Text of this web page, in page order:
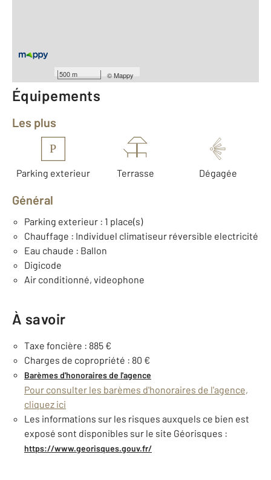
500 m ©Mappy
Année construction : 1930
Équipements
Les plus
P
Parking exterieur Terrasse Dégagée
Général
Parking exterieur : 1 place(s)
Chauffage : Individuel climatiseur réversible electricité
Eau chaude : Ballon
Digicode
Air conditionné, videophone
À savoir
Taxe foncière : 885 €
Charges de copropriété : 80 €
Barèmes d'honoraires de l'agence
Pour consulter les barèmes d'honoraires de l'agence,
cliquez ici
Les informations sur les risques auxquels ce bien est
exposé sont disponibles sur le site Géorisques :
https://www.georisques.gouv.fr/